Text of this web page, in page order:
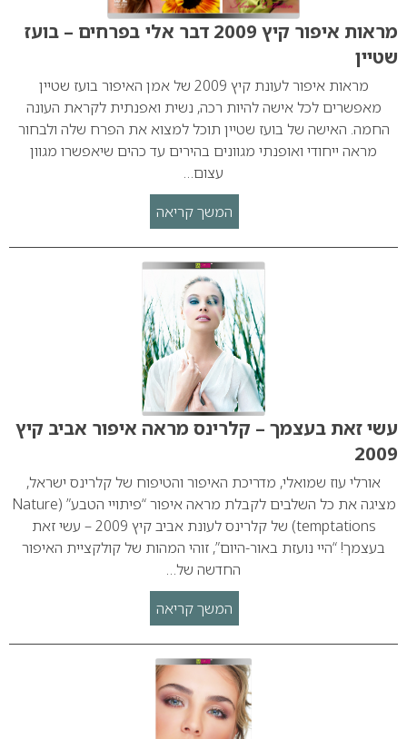
מראות איפור קיץ 2009 דבר אלי בפרחים – בועז
שטיין
מראות איפור לעונת קיץ 2009 של אמן האיפור בועז שטיין
מאפשרים לכל אישה להיות רכה, נשית ואפנתית לקראת העונה
החמה. האישה של בועז שטיין תוכל למצוא את הפרח שלה ולבחור
מראה ייחודי ואופנתי מגוונים בהירים עד כהים שיאפשרו מגוון
עצום…
המשך קריאה
עשי זאת בעצמך – קלרינס מראה איפור אביב קיץ
2009
אורלי עוז שמואלי, מדריכת האיפור והטיפוח של קלרינס ישראל,
מציגה את כל השלבים לקבלת מראה איפור “פיתויי הטבע” (Nature
temptations) של קלרינס לעונת אביב קיץ 2009 – עשי זאת
בעצמך! “היי נועזת באור-היום”, זוהי המהות של קולקציית האיפור
החדשה של…
המשך קריאה